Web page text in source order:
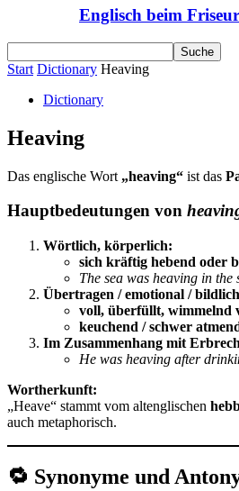
Englisch beim
Start Dictionary Heaving
Dictionary
Heaving
Das englische Wort „heaving“ ist das
Hauptbedeutungen von
Wörtlich, körperlich:
sich kräftig hebend oder
The sea was heaving in the
Übertragen / emotional /
voll, überfüllt, wimmelnd
keuchend / schwer
Im Zusammenhang mit
He was heaving after
Wortherkunft:
„Heave“ stammt vom altenglischen
auch metaphorisch.
🔁 Synonyme und